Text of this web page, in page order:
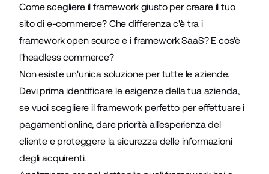
Come scegliere il framework giusto per creare il tuo
sito di e-commerce? Che differenza c'è tra i
framework open source e i framework SaaS? E cos'è
l'headless commerce?
Non esiste un'unica soluzione per tutte le aziende.
Devi prima identificare le esigenze della tua azienda,
se vuoi scegliere il framework perfetto per effettuare i
pagamenti online, dare priorità all'esperienza del
cliente e proteggere la sicurezza delle informazioni
degli acquirenti.